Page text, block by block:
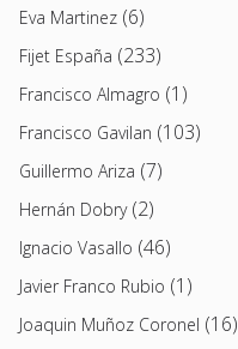
Eva Martinez (6)
Fijet España (233)
Francisco Almagro (1)
Francisco Gavilan (103)
Guillermo Ariza (7)
Hernán Dobry(2)
Ignacio Vasallo (46)
Javier Franco Rubio (1)
Joaquin Muñoz Coronel (16)